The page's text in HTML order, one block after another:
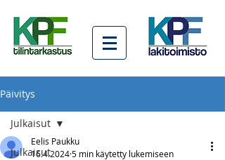
Päivitys
Julkaisut
Julkaisut
Eelis Paukku
16.4.20245 min käytetty lukemiseen